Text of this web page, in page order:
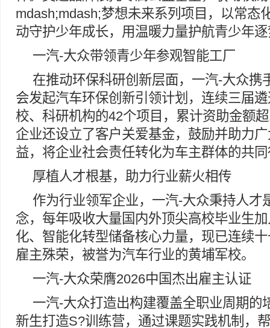
mdash;mdash;梦想未来系列项目，以常态
动守护少年成长，用温暖力量护航青少年
一汽-大众带领青少年参观智能工厂
在推动环保科研创新层面，一汽-大众携
会发起汽车环保创新引领计划，连续三届
校、科研机构的42个项目，累计资助金额
企业还设立了客户关爱基金，鼓励并助力
益，将企业社会责任转化为车主群体的共
厚植人才根基，助力行业薪火相传
作为行业领军企业，一汽-大众秉持人才
念，每年吸收大量国内外顶尖高校毕业生
化、智能化转型储备核心力量，现已连续
雇主殊荣，被誉为汽车行业的黄埔军校。
一汽-大众荣膺2026中国杰出雇主认证
一汽-大众打造出构建覆盖全职业周期的
新生打造S?训练营，通过课题实践机制，